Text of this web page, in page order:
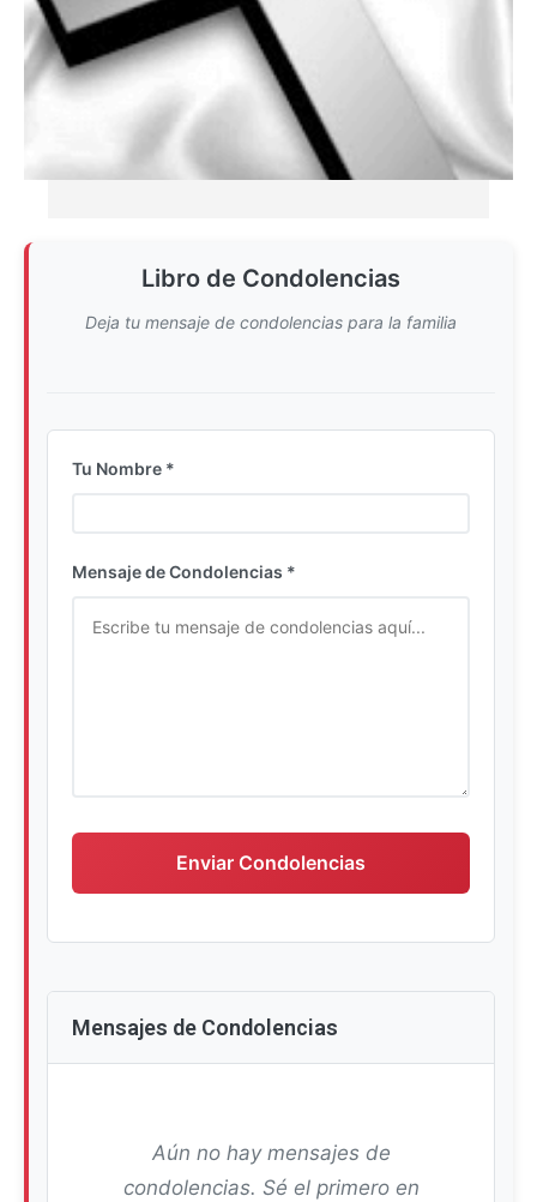
Libro de Condolencias
Deja tu mensaje de condolencias para la familia
Tu Nombre *
Mensaje de Condolencias *
Enviar Condolencias
Mensajes de Condolencias
Aún no hay mensajes de
condolencias. Sé el primero en